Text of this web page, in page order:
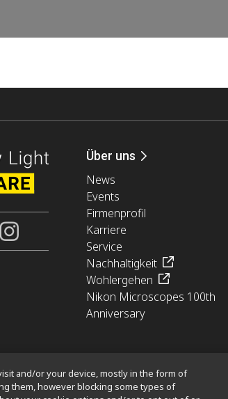
Über uns
News
Events
Firmenprofil
Karriere
Service
Nachhaltigkeit
Wohlergehen
Nikon Microscopes 100th
Anniversary
and/or your device, mostly in the form of
them, however blocking some types of